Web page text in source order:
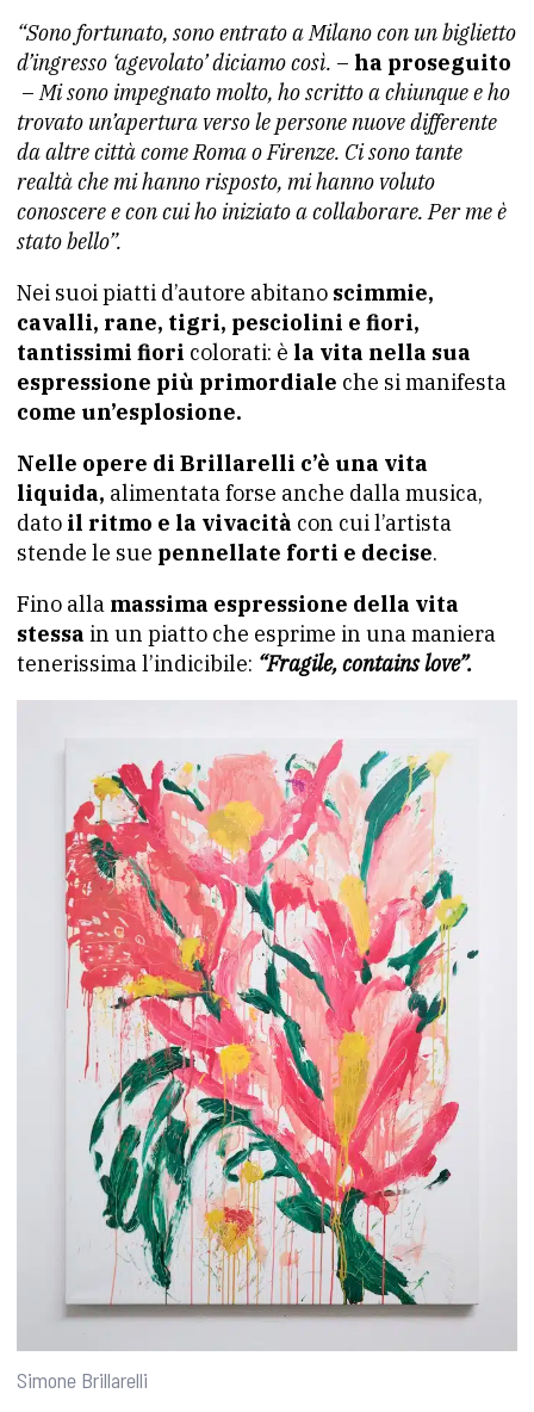
“Sono fortunato, sono entrato a Milano con un biglietto
d’ingresso ‘agevolato’ diciamo così. – ha proseguito
–Mi sono impegnato molto, ho scritto a chiunque e ho
trovato un’apertura verso le persone nuove differente
da altre città come Roma o Firenze. Ci sono tante
realtà che mi hanno risposto, mi hanno voluto
conoscere e con cui ho iniziato a collaborare. Per me è
stato bello”.
Nei suoi piatti d’autore abitano scimmie,
cavalli, rane, tigri, pesciolini e fiori,
tantissimi fiori colorati: è la vita nella sua
espressione più primordiale che si manifesta
come un’esplosione.
Nelle opere di Brillarelli c’è una vita
liquida, alimentata forse anche dalla musica,
dato il ritmo e la vivacità con cui l’artista
stende le sue pennellate forti e decise.
Fino alla massima espressione della vita
stessa in un piatto che esprime in una maniera
tenerissima l’indicibile: “Fragile, contains love”.
Simone Brillarelli